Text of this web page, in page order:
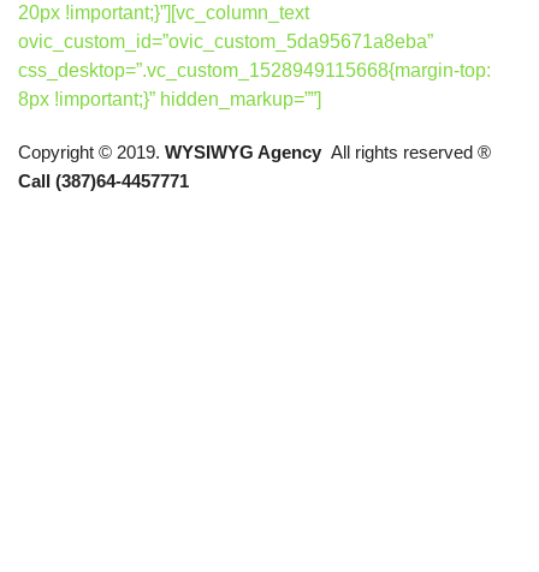
20px !important;}”][vc_column_text
ovic_custom_id=”ovic_custom_5da95671a8eba”
css_desktop=”.vc_custom_1528949115668{margin-top:
8px !important;}” hidden_markup=””]
Copyright © 2019. WYSIWYG Agency All rights reserved ®
Call (387)64-4457771